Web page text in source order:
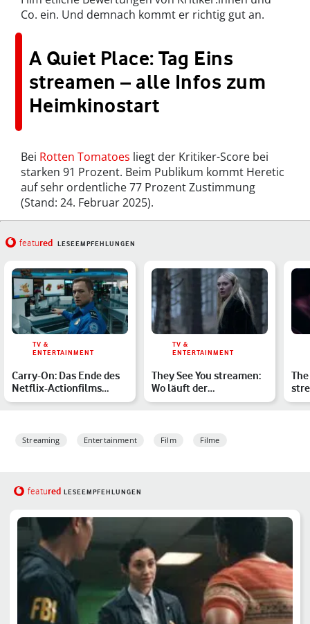
Co. ein. Und demnach kommt er richtig gut an.
A Quiet Place: Tag Eins
streamen – alle Infos zum
Heimkinostart
Bei Rotten Tomatoes liegt der Kritiker-Score bei
starken 91 Prozent. Beim Publikum kommt Heretic
auf sehr ordentliche 77 Prozent Zustimmung
(Stand: 24. Februar 2025).
featured LESEEMPFEHLUNGEN
TV &
ENTERTAINMENT
Carry-On: Das Ende des
Netflix-Actionfilms
erklärt
TV &
ENTERTAINMENT
They See You streamen:
Wo läuft der
Gruselhorror mit Dakota
Streaming Entertainment Film Filme
featured LESEEMPFEHLUNGEN